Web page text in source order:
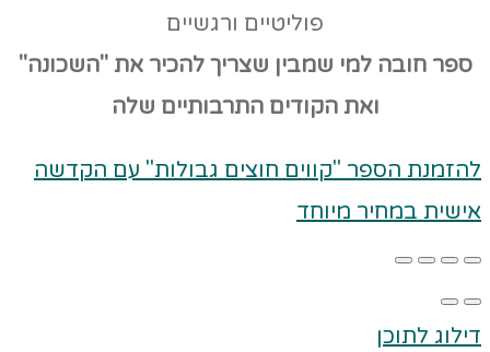
פוליטיים ורגשיים
ספר חובה למי שמבין שצריך להכיר את "השכונה"
ואת הקודים התרבותיים שלה
להזמנת הספר "קווים חוצים גבולות" עם הקדשה
אישית במחיר מיוחד
דילוג לתוכן